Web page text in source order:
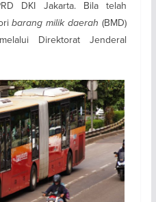
DKI Jakarta. Bila telah
barang milik daerah (BMD)
Direktorat Jenderal